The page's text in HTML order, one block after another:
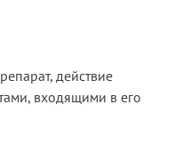
действие
входящими в его